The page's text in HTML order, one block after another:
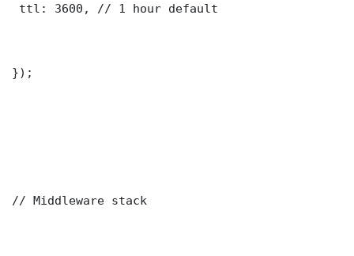
ttl: 3600, // 1 hour default
});
// Middleware stack